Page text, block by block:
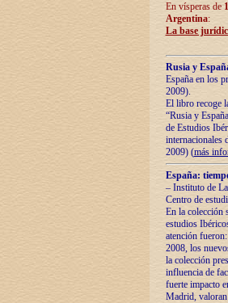
En vísperas de
Argentina:
La base
Rusia y
España en los
2009).
El libro recoge
“Rusia y
de Estudios
internacionales
2009) (más
España:
– Instituto de
Centro de
En la colección
estudios
atención
2008, los
la colección
influencia de
fuerte impacto
Madrid,